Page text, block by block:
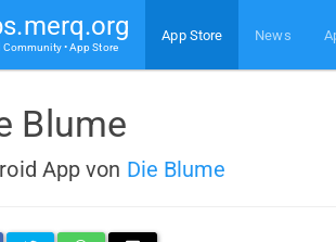
• App Store
App Store News
Blume
App von Die Blume